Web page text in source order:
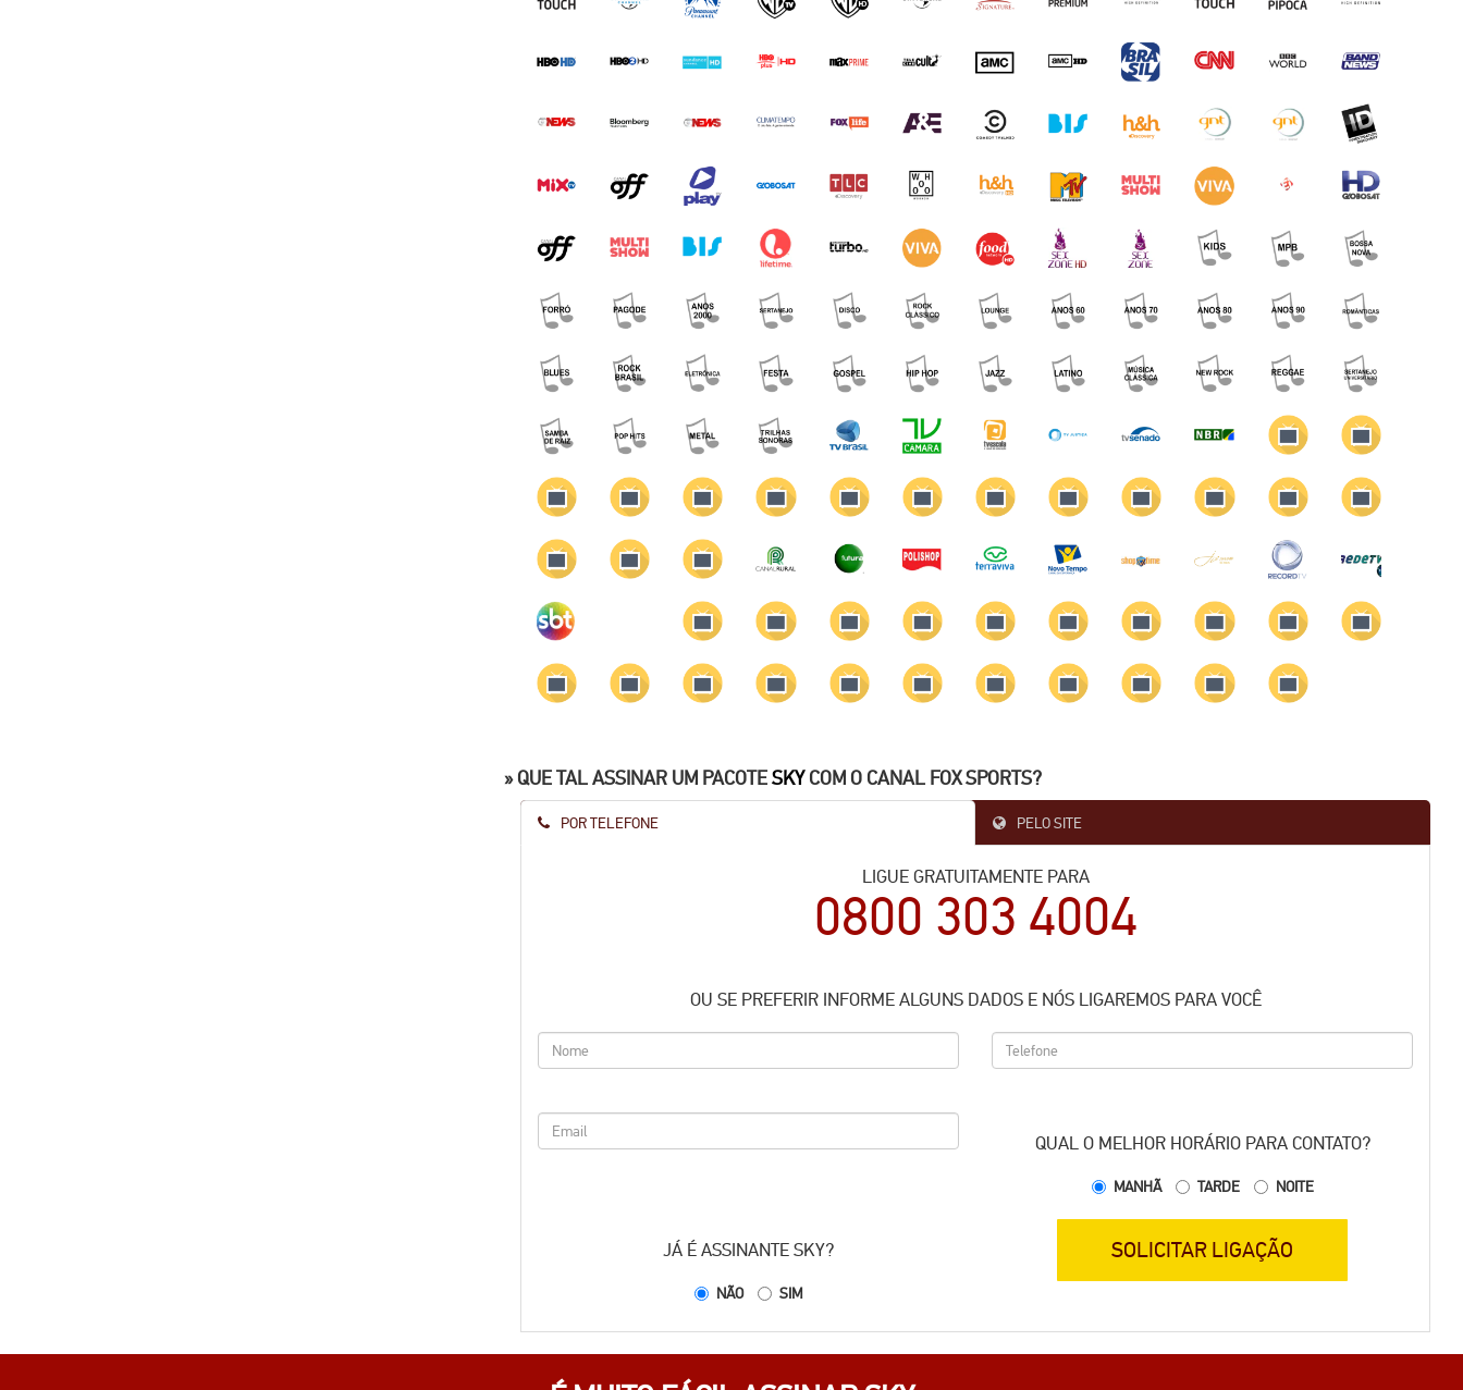
» QUE TAL ASSINAR UM PACOTE SKYCOM O CANAL FOX SPORTS?
POR TELEFONE PELO SITE
LIGUE GRATUITAMENTE PARA
0800 303 4004
OU SE PREFERIR INFORME ALGUNS DADOS E NÓS LIGAREMOS PARA VOCÊ
QUAL O MELHOR HORÁRIO PARA CONTATO?
MANHÃ TARDE NOITE
JÁ É ASSINANTE SKY?
NÃO SIM
SOLICITAR LIGAÇÃO